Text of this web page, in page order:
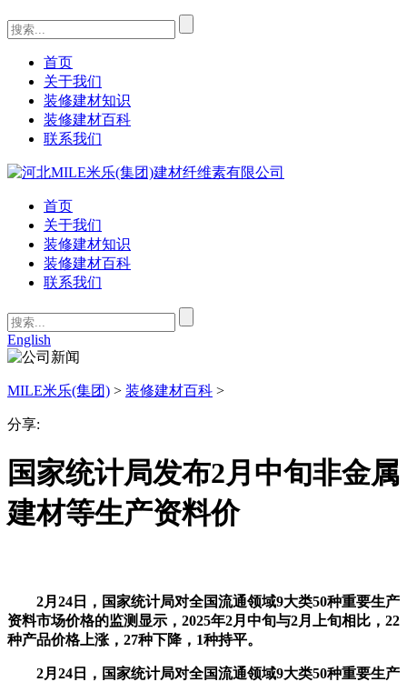
首页
关于我们
装修建材知识
装修建材百科
联系我们
首页
关于我们
装修建材知识
装修建材百科
联系我们
English
MILE米乐(集团) > 装修建材百科 >
分享:
国家统计局发布2月中旬非金属
建材等生产资料价
2月24日，国家统计局对全国流通领域9大类50种重要生产
资料市场价格的监测显示，2025年2月中旬与2月上旬相比，22
种产品价格上涨，27种下降，1种持平。
2月24日，国家统计局对全国流通领域9大类50种重要生产